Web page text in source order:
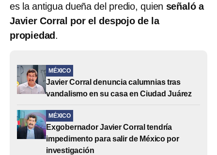
es la antigua dueña del predio, quien señaló a
Javier Corral por el despojo de la
propiedad .
MÉXICO
Javier Corral denuncia calumnias tras
vandalismo en su casa en Ciudad Juárez
MÉXICO
Exgobernador Javier Corral tendría
impedimento para salir de México por
investigación